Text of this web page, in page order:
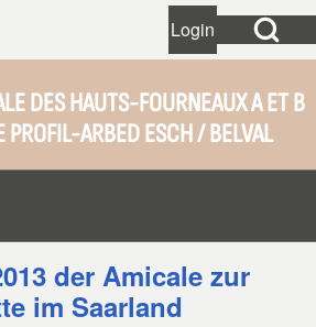
Open Search
User account
LoginOpen login
DES HAUTS-FOURNEAUX A ET B
PROFIL-ARBED ESCH / BELVAL
der Amicale zur
im Saarland